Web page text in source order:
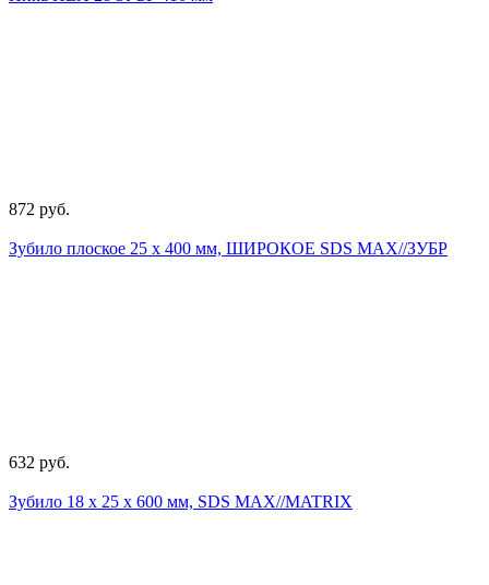
872 руб.
Зубило плоское 25 х 400 мм, ШИРОКОЕ SDS MАХ//ЗУБР
632 руб.
Зубило 18 х 25 х 600 мм, SDS MАХ//MATRIX